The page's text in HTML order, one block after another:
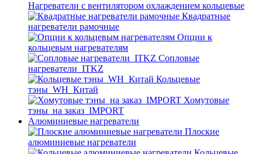
Нагреватели с вентилятором охлаждением кольцевые
Квадратные
нагреватели рамочные
Опции к
кольцевым нагревателям
Cопловые
нагреватели_ITKZ
Кольцевые
тэны_WH_Китай
Хомутовые
тэны_на заказ_IMPORT
Алюминиевые нагреватели
Плоские
алюминиевые нагреватели